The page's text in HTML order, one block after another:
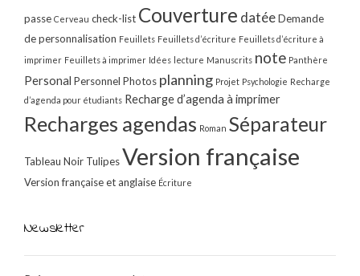
passe Cerveau check-list Couverture datéeDemande
de personnalisation Feuillets Feuillets d’écriture Feuillets d’écriture à
imprimer Feuillets à imprimer Idées lecture Manuscrits note Panthère
Personal Personnel Photos planning Projet Psychologie Recharge
d’agenda pour étudiants Recharge d’agenda à imprimer
Recharges agendas Roman Séparateur
Tableau Noir TulipesVersion française
Version française et anglaise Écriture
Newsletter